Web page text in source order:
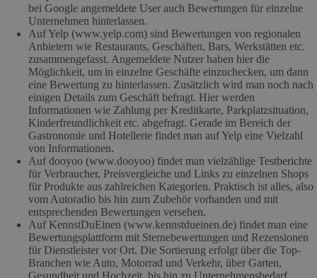
bei Google angemeldete User auch Bewertungen für einzelne
Unternehmen hinterlassen.
Auf Yelp (www.yelp.com) sind Bewertungen von regionalen
Anbietern wie Restaurants, Geschäften, Bars, Werkstätten etc.
zusammengefasst. Angemeldete Nutzer haben hier die
Möglichkeit, um in einzelne Geschäfte einzuchecken, um dann
eine Bewertung zu hinterlassen. Zusätzlich wird man noch nach
einigen Details zum Geschäft befragt. Hier werden
Informationen wie Zahlung per Kreditkarte, Parkplatzsituation,
Kinderfreundlichkeit etc. abgefragt. Gerade im Bereich der
Gastronomie und Hotellerie findet man auf Yelp eine Vielzahl
von Informationen.
Auf dooyoo (www.dooyoo) findet man vielzählige Testberichte
für Verbraucher, Preisvergleiche und Links zu einzelnen Shops
für Produkte aus zahlreichen Kategorien. Praktisch ist alles, also
vom Autoradio bis hin zum Zubehör vorhanden und mit
entsprechenden Bewertungen versehen.
Auf KennstDuEinen (www.kennstdueinen.de) findet man eine
Bewertungsplattform mit Sternebewertungen und Rezensionen
für Dienstleister vor Ort. Die Sortierung erfolgt über die Top-
Branchen wie Auto, Motorrad und Verkehr, über Garten,
Gesundheit und Hochzeit, bis hin zu Unternehmensbedarf,